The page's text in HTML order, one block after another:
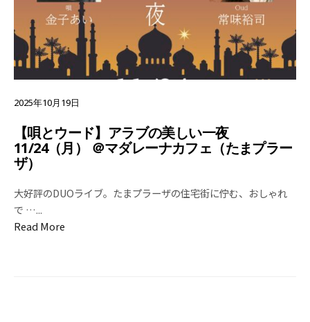
2025年10月19日
【唄とウード】アラブの美しい一夜
11/24（月） ＠マダレーナカフェ（たまプラー
ザ）
大好評のDUOライブ。たまプラーザの住宅街に佇む、おしゃれ
で …...
Read More